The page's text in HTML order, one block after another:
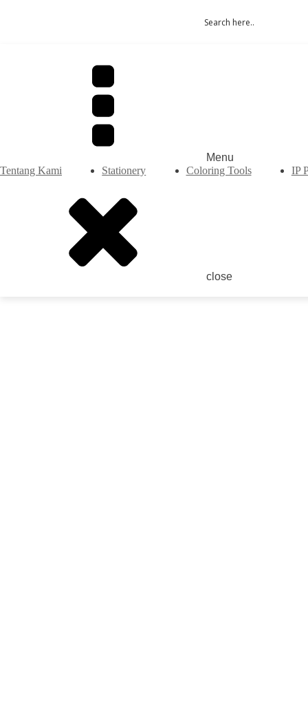
Menu
Tentang Kami
Stationery Coloring Tools IP
close